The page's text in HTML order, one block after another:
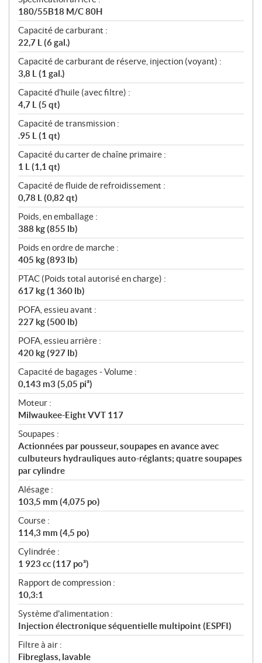
180/55B18 M/C 80H
Capacité de carburant :
22,7 L (6 gal.)
Capacité de carburant de réserve, injection (voyant) :
3,8 L (1 gal.)
Capacité d’huile (avec filtre) :
4,7 L (5 qt)
Capacité de transmission :
.95 L (1 qt)
Capacité du carter de chaîne primaire :
1 L (1,1 qt)
Capacité de fluide de refroidissement :
0,78 L (0,82 qt)
Poids, en emballage :
388 kg (855 lb)
Poids en ordre de marche :
405 kg (893 lb)
PTAC (Poids total autorisé en charge) :
617 kg (1 360 lb)
POFA, essieu avant :
227 kg (500 lb)
POFA, essieu arrière :
420 kg (927 lb)
Capacité de bagages - Volume :
0,143 m3 (5,05 pi³)
Moteur :
Milwaukee-Eight VVT 117
Soupapes :
Actionnées par pousseur, soupapes en avance avec
culbuteurs hydrauliques auto-réglants; quatre soupapes
par cylindre
Alésage :
103,5 mm (4,075 po)
Course :
114,3 mm (4,5 po)
Cylindrée :
1 923 cc (117 po³)
Rapport de compression :
10,3:1
Système d'alimentation :
Injection électronique séquentielle multipoint (ESPFI)
Filtre à air :
Fibreglass, lavable